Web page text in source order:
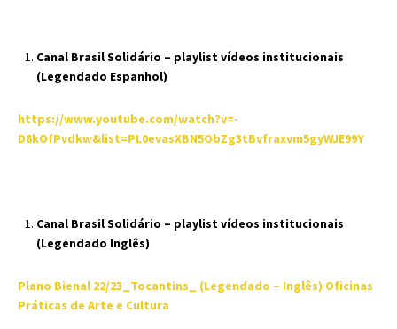
Canal Brasil Solidário – playlist vídeos institucionais
(Legendado Espanhol)
https://www.youtube.com/watch?v=-
D8kOfPvdkw&list=PL0evasXBN5ObZg3tBvfraxvm5gyWJE99Y
Canal Brasil Solidário – playlist vídeos institucionais
(Legendado Inglês)
Plano Bienal 22/23_Tocantins_ (Legendado – Inglês) Oficinas
Práticas de Arte e Cultura